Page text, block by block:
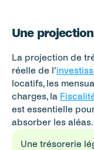
Une
La projection de
réelle de l’
locatifs, les
charges, la
est essentielle
absorber les aléas.
Une trésorerie